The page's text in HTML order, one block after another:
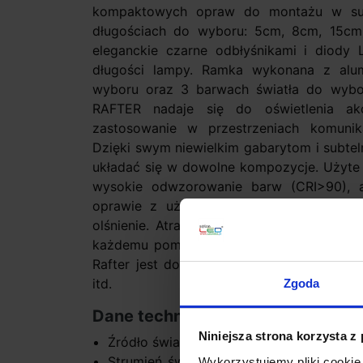
Zgoda
Niniejsza strona korzysta z
kompaktowych opraw do montażu w
długościach do wyboru: 5cm, 8cm,
eleganckie czarne odbłyśnikami i
długości lampy. Ramka wykonana z
wyboru oraz 3 barwach światła do
RAFTER nadaje się do oświetlenia
zastosowanie w przestrzeniach
Dzięki swym niewielkim gabarytom i
układać się w dowolne kompozycje.
wysokie odwzorowanie barw
oprawie z użyciem czarnych
olśnienie. Atrakcyjny design, wysoka
każdemu pomieszczeniu nada
Rafter jest doskonałym pomysłem do
itd.
Dane techniczne:
Źródło światła LED zintegrowany